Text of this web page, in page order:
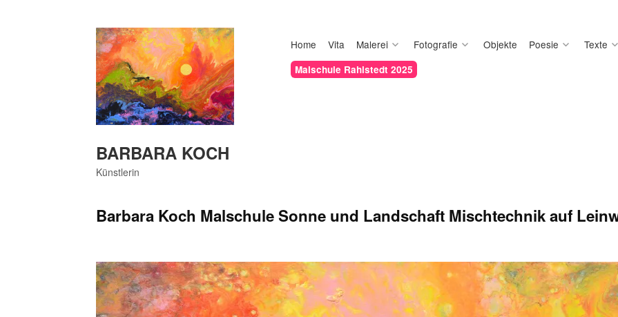
BARBARA KOCH
Künstlerin
Home Vita Malerei Fotografie Objekte Poesie Texte
Malschule Rahlstedt 2025
Barbara Koch Malschule Sonne und Landschaft Mischtechnik auf